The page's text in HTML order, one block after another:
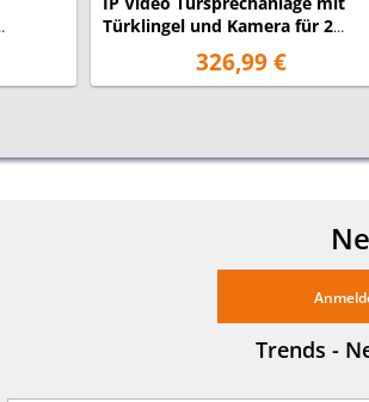
Türklingel und Kamera für 2
Familienhaus326,99 €
Trends -